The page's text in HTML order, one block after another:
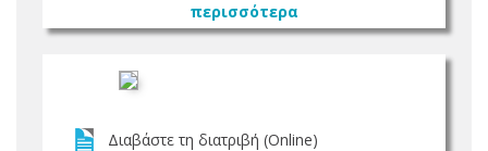
περισσότερα
Διαβάστε τη διατριβή (Online)